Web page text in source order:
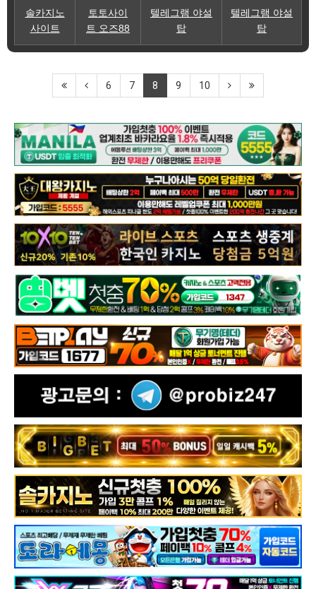
솔카지노
사이트
토토사이
트 오즈88
텔레그램 야설
탑
텔레그램 야설
탑
6 7 8 9 10